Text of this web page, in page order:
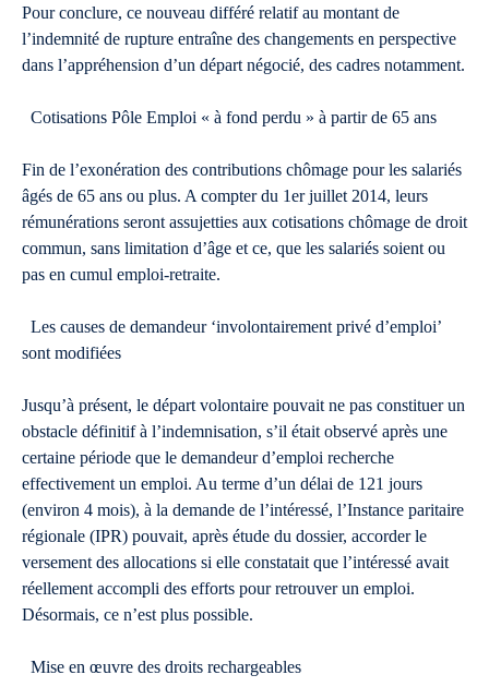
Pour conclure, ce nouveau différé relatif au montant de
l’indemnité de rupture entraîne des changements en perspective
dans l’appréhension d’un départ négocié, des cadres notamment.
Cotisations Pôle Emploi « à fond perdu » à partir de 65 ans
Fin de l’exonération des contributions chômage pour les salariés
âgés de 65 ans ou plus. A compter du 1er juillet 2014, leurs
rémunérations seront assujetties aux cotisations chômage de droit
commun, sans limitation d’âge et ce, que les salariés soient ou
pas en cumul emploi-retraite.
Les causes de demandeur ‘involontairement privé d’emploi’
sont modifiées
Jusqu’à présent, le départ volontaire pouvait ne pas constituer un
obstacle définitif à l’indemnisation, s’il était observé après une
certaine période que le demandeur d’emploi recherche
effectivement un emploi. Au terme d’un délai de 121 jours
(environ 4 mois), à la demande de l’intéressé, l’Instance paritaire
régionale (IPR) pouvait, après étude du dossier, accorder le
versement des allocations si elle constatait que l’intéressé avait
réellement accompli des efforts pour retrouver un emploi.
Désormais, ce n’est plus possible.
Mise en œuvre des droits rechargeables